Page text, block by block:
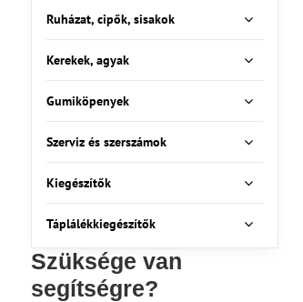
Ruházat, cipők, sisakok
Kerekek, agyak
Gumiköpenyek
Szerviz és szerszámok
Kiegészítők
Táplálékkiegészítők
Szüksége van
segítségre?